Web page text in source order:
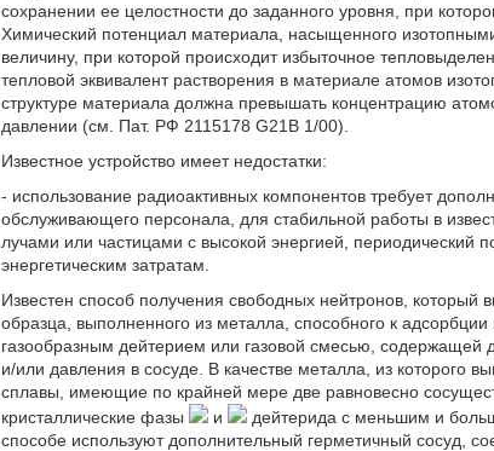
сохранении ее целостности до заданного уровня, при
Химический потенциал материала, насыщенного
величину, при которой происходит избыточное
тепловой эквивалент растворения в материале атомов
структуре материала должна превышать концентрацию
давлении (см. Пат. РФ 2115178 G21B 1/00).
Известное устройство имеет недостатки:
- использование радиоактивных компонентов требует
обслуживающего персонала, для стабильной работы в
лучами или частицами с высокой энергией, периодический
энергетическим затратам.
Известен способ получения свободных нейтронов,
образца, выполненного из металла, способного к
газообразным дейтерием или газовой смесью, содержащей
и/или давления в сосуде. В качестве металла, из которого
сплавы, имеющие по крайней мере две равновесно
кристаллические фазы
и
дейтерида с меньшим и
способе используют дополнительный герметичный сосуд,